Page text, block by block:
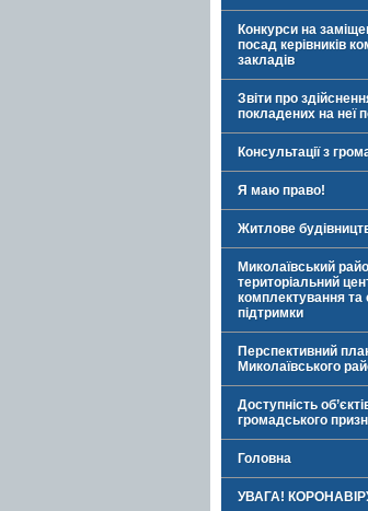
Конкурси на
посад керівників
закладів
Звіти про
покладених на неї
Консультації з
Я маю право!
Житлове
Миколаївський
територіальний
комплектування та
підтримки
Перспективний
Миколаївського
Доступність
громадського
Головна
УВАГА!